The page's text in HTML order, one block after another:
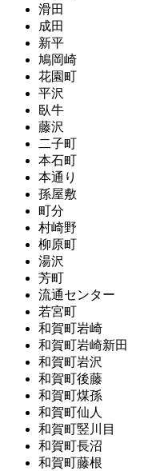
滑田
成田
新平
鳩岡崎
花園町
平沢
臥牛
藤沢
二子町
本石町
本通り
孫屋敷
町分
村崎野
柳原町
湯沢
芳町
流通センター
若宮町
和賀町岩崎
和賀町岩崎新田
和賀町岩沢
和賀町後藤
和賀町煤孫
和賀町仙人
和賀町竪川目
和賀町長沼
和賀町藤根